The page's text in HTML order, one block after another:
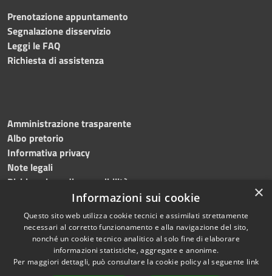
Prenotazione appuntamento
Segnalazione disservizio
Leggi le FAQ
Richiesta di assistenza
Amministrazione trasparente
Albo pretorio
Informativa privacy
Note legali
Dichiarazione di accessibilità
Accessibilità
Privacy
© 2023 • Comune di
Monte Giberto • Powered
byMunicipium•Accesso
×
Informazioni sui cookie
Questo sito web utilizza cookie tecnici e assimilati strettamente
necessari al corretto funzionamento e alla navigazione del sito,
nonché un cookie tecnico analitico al solo fine di elaborare
informazioni statistiche, aggregate e anonime.
Per maggiori dettagli, può consultare la cookie policy al seguente link